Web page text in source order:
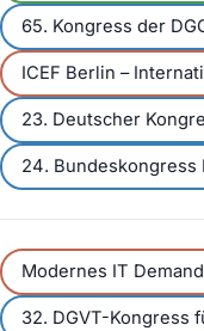
65. Kongress der
ICEF Berlin –
23. Deutscher
24. Bundeskongress
Modernes IT
32. DGVT-Kongress